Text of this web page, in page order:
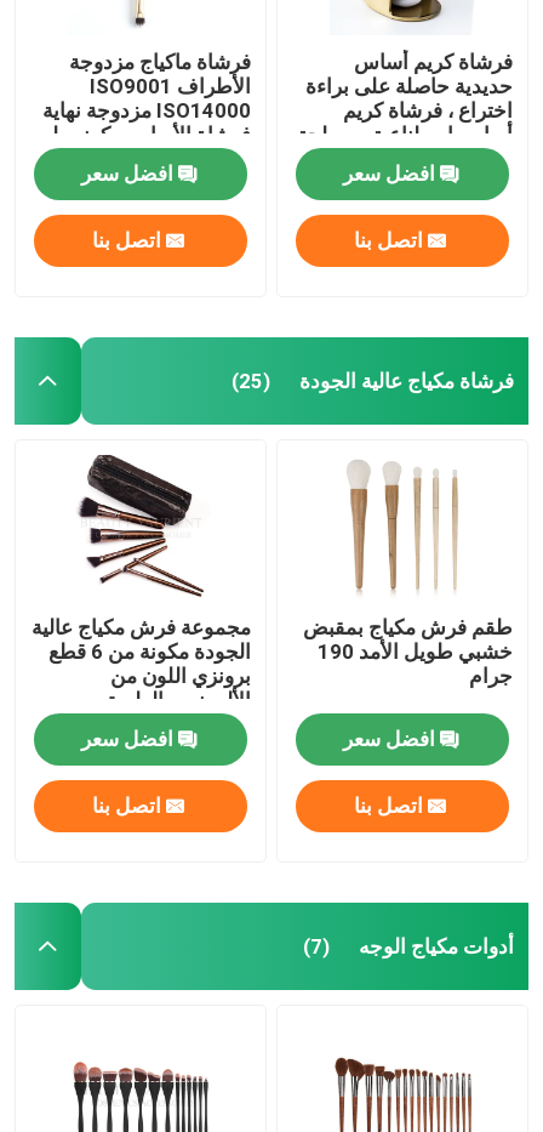
فرشاة كريم أساس
حديدية حاصلة على براءة
اختراع ، فرشاة كريم
أساس اصطناعية مسطحة
قصيرة مستقيمة PBT
افضل سعر
اتصل بنا
فرشاة ماكياج مزدوجة
الأطراف ISO9001
ISO14000 مزدوجة نهاية
فرشاة الأساس وكونسيلر
افضل سعر
اتصل بنا
فرشاة مكياج عالية الجودة (25)
طقم فرش مكياج بمقبض
خشبي طويل الأمد 190
جرام
افضل سعر
اتصل بنا
مجموعة فرش مكياج عالية
الجودة مكونة من 6 قطع
برونزي اللون من
الألومنيوم الطويق
افضل سعر
اتصل بنا
أدوات مكياج الوجه (7)